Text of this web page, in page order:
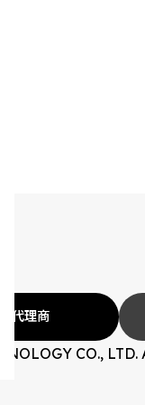
代理商
CO., LTD.